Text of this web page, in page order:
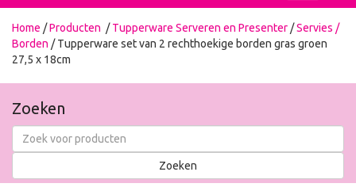
navigation
Home /Producten /Tupperware Serveren en Presenter /Servies /
Borden / Tupperware set van 2 rechthoekige borden gras groen
27,5 x 18cm
Zoeken